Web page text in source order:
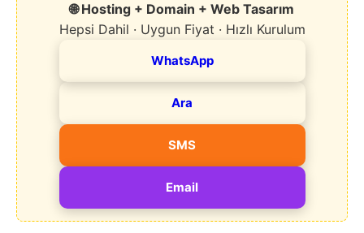
🌐 Hosting + Domain + Web Tasarım
Hepsi Dahil · Uygun Fiyat · Hızlı Kurulum
WhatsApp
Ara
SMS
Email